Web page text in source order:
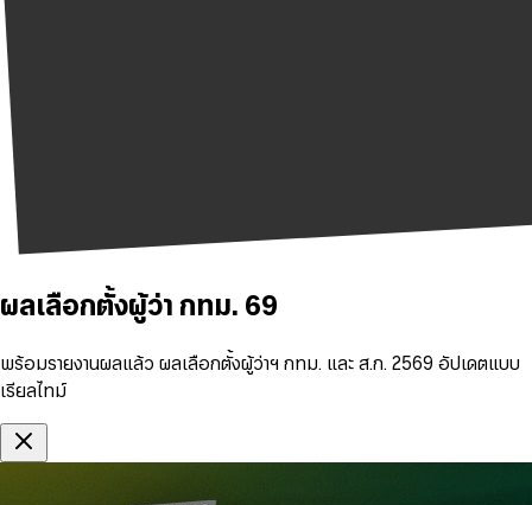
ผลเลือกตั้งผู้ว่า กทม. 69
พร้อมรายงานผลแล้ว ผลเลือกตั้งผู้ว่าฯ กทม. และ ส.ก. 2569 อัปเดตแบบ
เรียลไทม์